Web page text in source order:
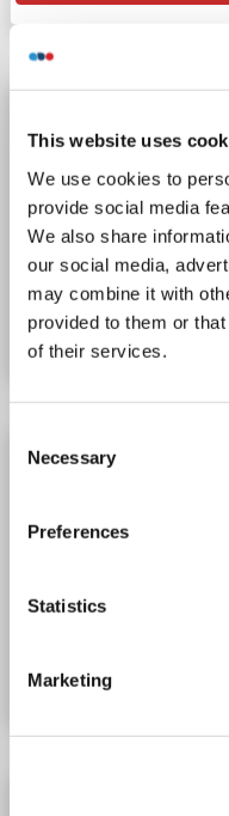
This website uses
We use cookies to
provide social media
We also share
our social media,
may combine it with
provided to them or
of their services.
Selection
Necessary
Preferences
Statistics
Marketing
488)
REEP2 Reaktivität:
Wirt: Kaninchen
Produktnummer
Datenblatt
REEP2 Antikörper
REEP2 Reaktivität:
Datenblatt